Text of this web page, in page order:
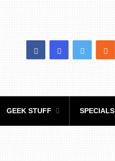
GEEK STUFF SPECIALS